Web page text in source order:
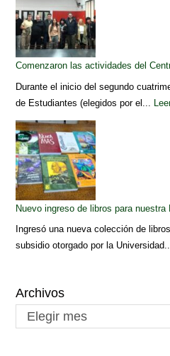
Comenzaron las actividades del
Durante el inicio del segundo
de Estudiantes (elegidos por el...
Nuevo ingreso de libros para nuestra
Ingresó una nueva colección de
subsidio otorgado por la
Archivos
Elegir mes